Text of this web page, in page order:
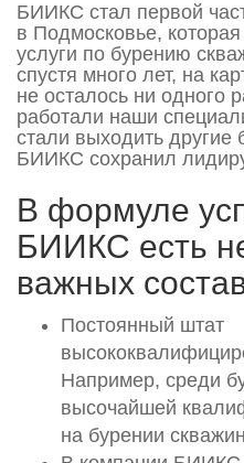
БИИКС стал первой
в Подмосковье,
услуги по бурению
спустя много лет, на
не осталось ни одного
работали наши
стали выходить
БИИКС сохранил
В формуле
БИИКС есть
важных
Постоянный штат
Например, среди
высочайшей
на бурении